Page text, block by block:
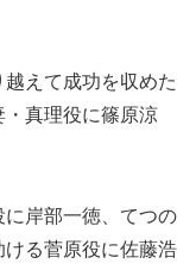
えて成功を収めた
真理役に篠原涼
岸部一徳、てつの
る菅原役に佐藤浩